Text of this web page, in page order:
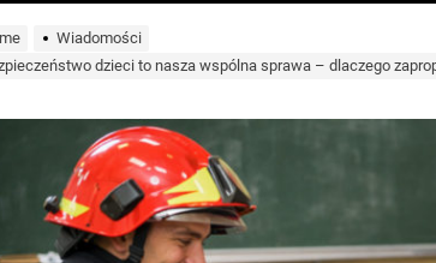
do spożycia!!!
Wiadomości
dzieci to nasza wspólna sprawa – dlaczego